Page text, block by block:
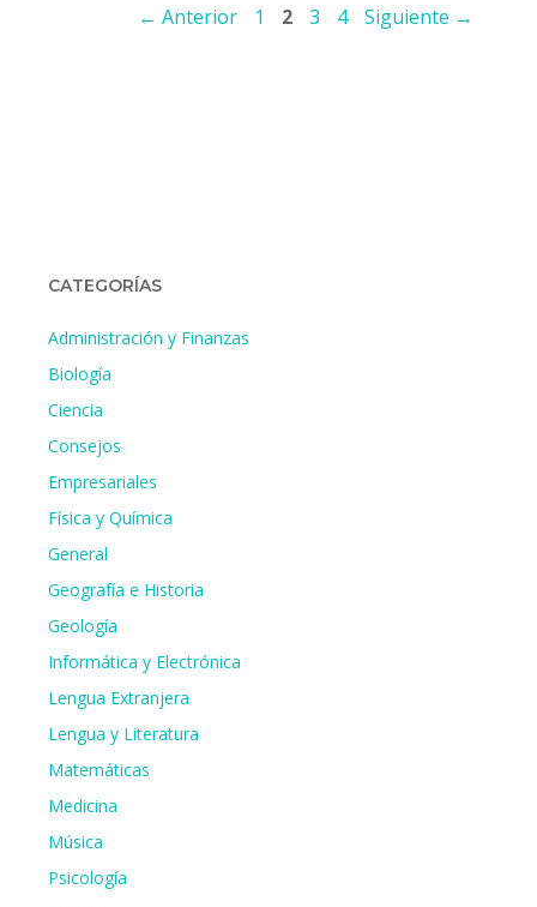
Navegación
← Anterior Página
1 Página
2 Página
3 Página
4 Siguiente →
CATEGORÍAS
Administración y Finanzas
Biología
Ciencia
Consejos
Empresariales
Física y Química
General
Geografía e Historia
Geología
Informática y Electrónica
Lengua Extranjera
Lengua y Literatura
Matemáticas
Medicina
Música
Psicología